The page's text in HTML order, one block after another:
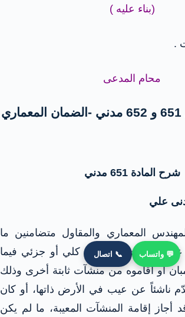
(بناء عليه )
.
محام المدعى
شرح المادة 651 مدني
المعماري والمقاول متضامنين ما
سنوات من تهدّم كلي أو جزئي فيما
أو أقاموه من منشآت ثابتة أخرى وذلك
ناشئاً عن عيب في الأرض ذاتها، أو كان
أجاز إقامة المنشآت المعيبة، ما لم يكن
💬 واتساب 📞 اتصال